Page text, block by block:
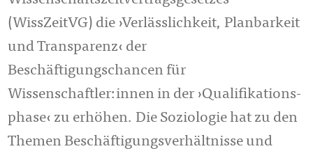
(WissZeitVG) die ›Verlässlichkeit, Planbarkeit
und Transparenz‹ der
Beschäftigungschancen für
Wissenschaftler:innen in der ›Qualifikations­
phase‹ zu erhöhen. Die Soziologie hat zu den
Themen Beschäftigungsverhältnisse und